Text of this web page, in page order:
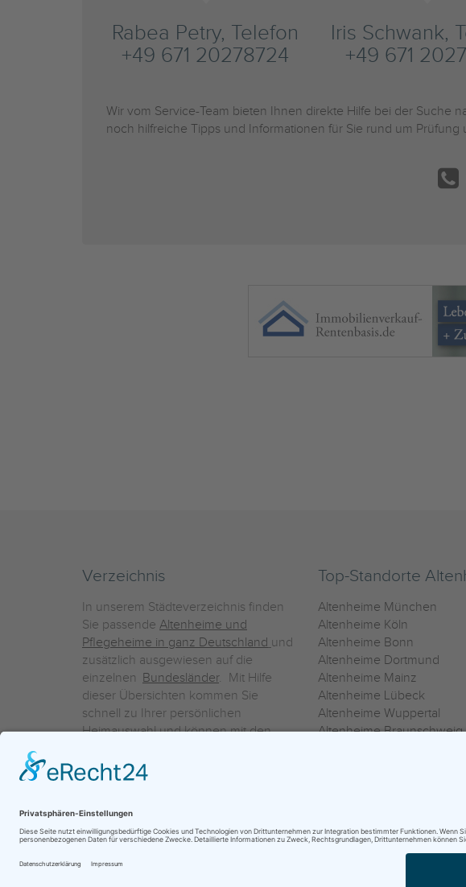
Rabea Petry, Telefon
+49 671 20278724
Iris Schwank,
+49 671
Wir vom Service-Team bieten Ihnen direkte Hilfe bei der Suche
noch hilfreiche Tipps und Informationen für Sie rund um
Verzeichnis
In unserem Städteverzeichnis finden
Sie passende Altenheime und
Pflegeheime in ganz Deutschland und
zusätzlich ausgewiesen auf die
einzelnen Bundesländer. Mit Hilfe
dieser Übersichten kommen Sie
schnell zu Ihrer persönlichen
Heimauswahl und können mit den
einzelnen Häuser Leistungsvergleiche
vornehmen.
Top-Standorte
Altenheime München
Altenheime Köln
Altenheime Bonn
Altenheime Dortmund
Altenheime Mainz
Altenheime Lübeck
Altenheime Wuppertal
Altenheime Braunschweig